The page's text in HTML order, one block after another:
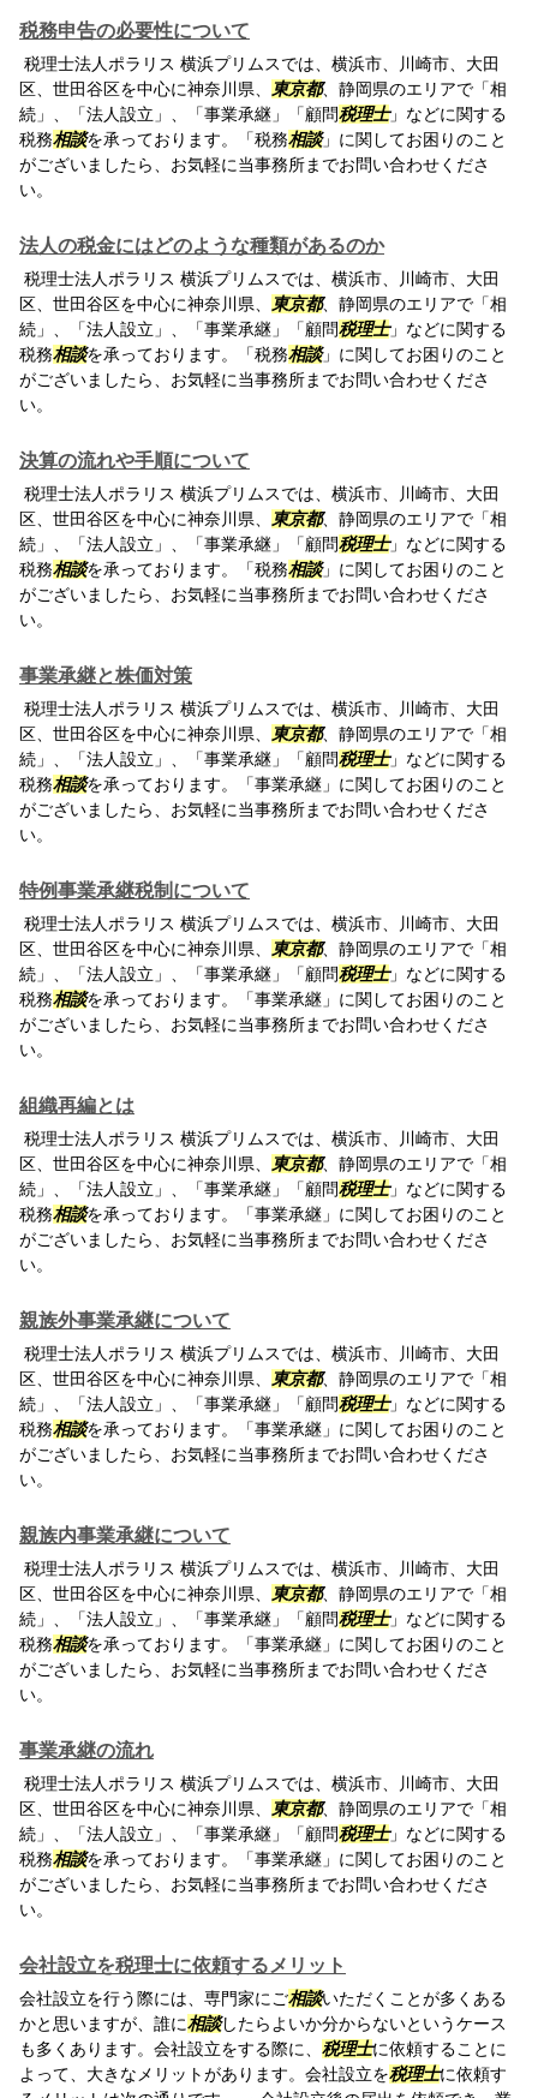
税務申告の必要性について
税理士法人ポラリス 横浜プリムスでは、横浜市、川崎市、大田
区、世田谷区を中心に神奈川県、
東京都、静岡県のエリアで「相
続」、「法人設立」、「事業承継」「顧問税理士」などに関する
税務相談を承っております。「税務相談」に関してお困りのこと
がございましたら、お気軽に当事務所までお問い合わせくださ
い。
法人の税金にはどのような種類があるのか
税理士法人ポラリス 横浜プリムスでは、横浜市、川崎市、大田
区、世田谷区を中心に神奈川県、
東京都、静岡県のエリアで「相
続」、「法人設立」、「事業承継」「顧問税理士」などに関する
税務相談を承っております。「税務相談」に関してお困りのこと
がございましたら、お気軽に当事務所までお問い合わせくださ
い。
決算の流れや手順について
税理士法人ポラリス 横浜プリムスでは、横浜市、川崎市、大田
区、世田谷区を中心に神奈川県、
東京都、静岡県のエリアで「相
続」、「法人設立」、「事業承継」「顧問税理士」などに関する
税務相談を承っております。「税務相談」に関してお困りのこと
がございましたら、お気軽に当事務所までお問い合わせくださ
い。
事業承継と株価対策
税理士法人ポラリス 横浜プリムスでは、横浜市、川崎市、大田
区、世田谷区を中心に神奈川県、
東京都、静岡県のエリアで「相
続」、「法人設立」、「事業承継」「顧問税理士」などに関する
税務相談を承っております。「事業承継」に関してお困りのこと
がございましたら、お気軽に当事務所までお問い合わせくださ
い。
特例事業承継税制について
税理士法人ポラリス 横浜プリムスでは、横浜市、川崎市、大田
区、世田谷区を中心に神奈川県、
東京都、静岡県のエリアで「相
続」、「法人設立」、「事業承継」「顧問税理士」などに関する
税務相談を承っております。「事業承継」に関してお困りのこと
がございましたら、お気軽に当事務所までお問い合わせくださ
い。
組織再編とは
税理士法人ポラリス 横浜プリムスでは、横浜市、川崎市、大田
区、世田谷区を中心に神奈川県、
東京都、静岡県のエリアで「相
続」、「法人設立」、「事業承継」「顧問税理士」などに関する
税務相談を承っております。「事業承継」に関してお困りのこと
がございましたら、お気軽に当事務所までお問い合わせくださ
い。
親族外事業承継について
税理士法人ポラリス 横浜プリムスでは、横浜市、川崎市、大田
区、世田谷区を中心に神奈川県、
東京都、静岡県のエリアで「相
続」、「法人設立」、「事業承継」「顧問税理士」などに関する
税務相談を承っております。「事業承継」に関してお困りのこと
がございましたら、お気軽に当事務所までお問い合わせくださ
い。
親族内事業承継について
税理士法人ポラリス 横浜プリムスでは、横浜市、川崎市、大田
区、世田谷区を中心に神奈川県、
東京都、静岡県のエリアで「相
続」、「法人設立」、「事業承継」「顧問税理士」などに関する
税務相談を承っております。「事業承継」に関してお困りのこと
がございましたら、お気軽に当事務所までお問い合わせくださ
い。
事業承継の流れ
税理士法人ポラリス 横浜プリムスでは、横浜市、川崎市、大田
区、世田谷区を中心に神奈川県、
東京都、静岡県のエリアで「相
続」、「法人設立」、「事業承継」「顧問税理士」などに関する
税務相談を承っております。「事業承継」に関してお困りのこと
がございましたら、お気軽に当事務所までお問い合わせくださ
い。
会社設立を税理士に依頼するメリット
会社設立を行う際には、専門家にご相談いただくことが多くある
かと思いますが、誰に相談したらよいか分からないというケース
も多くあります。会社設立をする際に、 税理士に依頼することに
よって、大きなメリットがあります。会社設立を税理士に依頼す